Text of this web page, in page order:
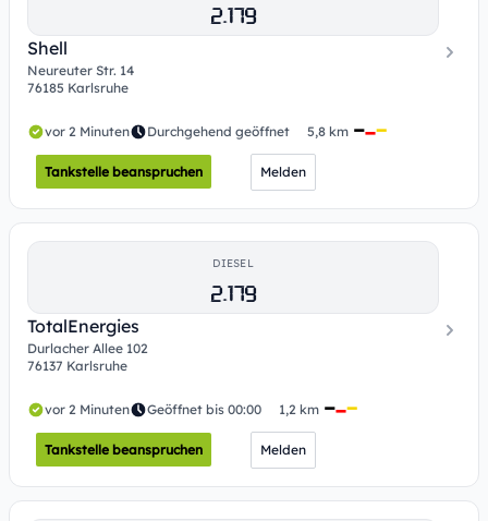
2.179
Shell
Neureuter Str. 14
76185 Karlsruhe
vor 2 Minuten Durchgehend geöffnet 5,8 km
Tankstelle beanspruchen Melden
DIESEL
2.179
TotalEnergies
Durlacher Allee 102
76137 Karlsruhe
vor 2 Minuten Geöffnet bis 00:00 1,2 km
Tankstelle beanspruchen Melden